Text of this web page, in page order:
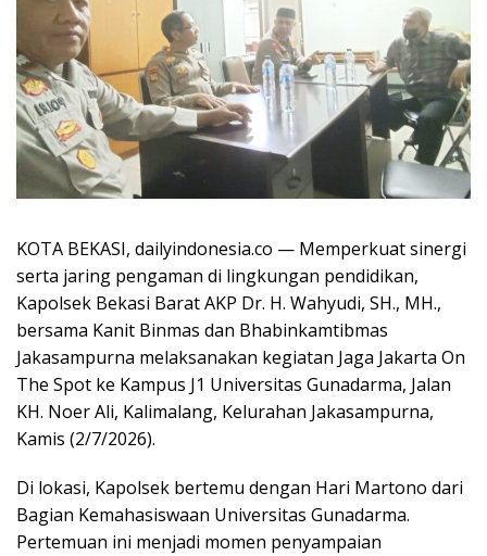
KOTA BEKASI, dailyindonesia.co — Memperkuat sinergi
serta jaring pengaman di lingkungan pendidikan,
Kapolsek Bekasi Barat AKP Dr. H. Wahyudi, SH., MH.,
bersama Kanit Binmas dan Bhabinkamtibmas
Jakasampurna melaksanakan kegiatan Jaga Jakarta On
The Spot ke Kampus J1 Universitas Gunadarma, Jalan
KH. Noer Ali, Kalimalang, Kelurahan Jakasampurna,
Kamis (2/7/2026).
Di lokasi, Kapolsek bertemu dengan Hari Martono dari
Bagian Kemahasiswaan Universitas Gunadarma.
Pertemuan ini menjadi momen penyampaian